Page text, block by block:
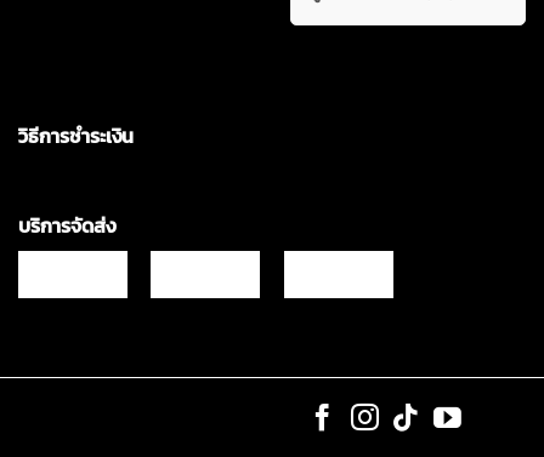
วิธีการชำระเงิน
บริการจัดส่ง